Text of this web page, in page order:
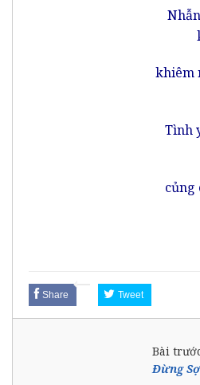
khiêm
Tình
củng
Share Tweet
Bài
Đừng